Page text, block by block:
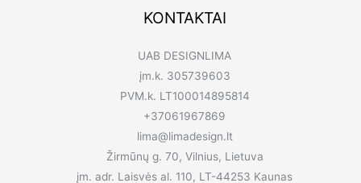
KONTAKTAI
UAB DESIGNLIMA
įm.k. 305739603
PVM.k. LT100014895814
+37061967869
lima@limadesign.lt
Žirmūnų g. 70, Vilnius, Lietuva
įm. adr. Laisvės al. 110, LT-44253 Kaunas